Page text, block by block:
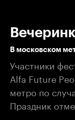
В московском
Участники
Alfa Future
метро по
Праздник